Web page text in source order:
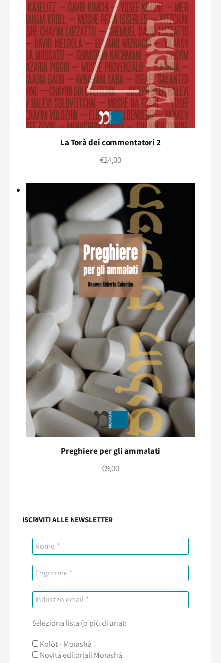
La Torà dei commentatori 2
€24,00
Preghiere per gli ammalati
€9,00
ISCRIVITI ALLE NEWSLETTER
Seleziona lista (o più di una):
Kolòt - Morashà
Novità editoriali Morashà